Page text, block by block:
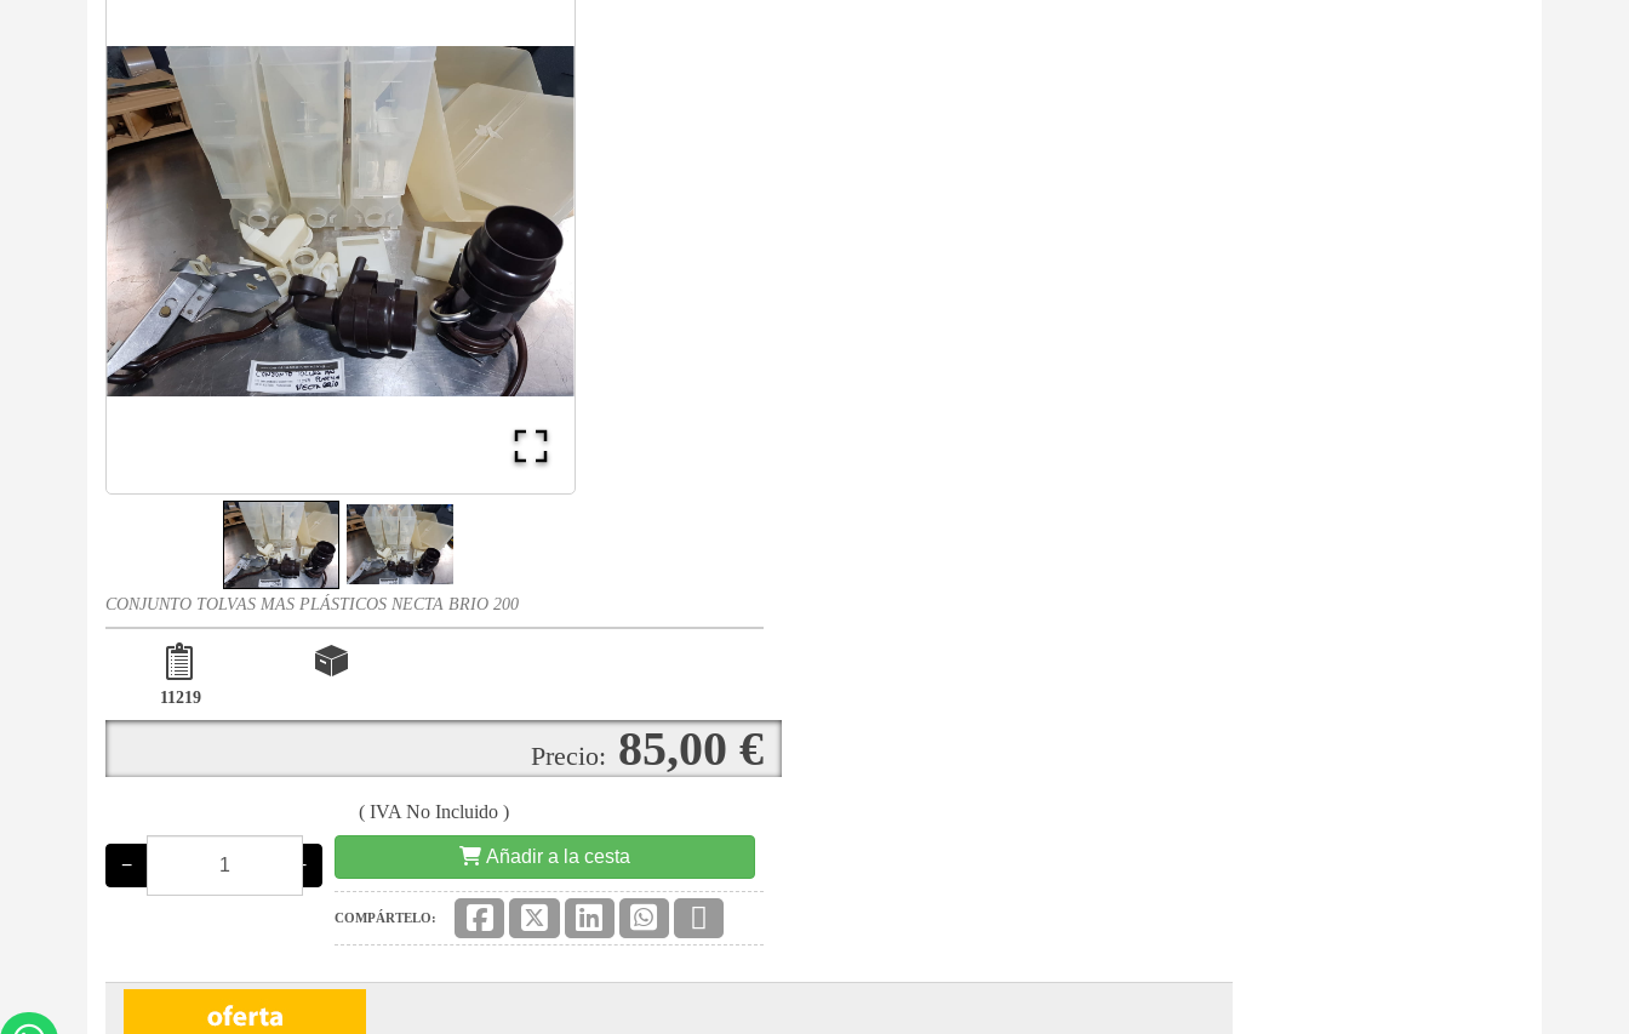
CONJUNTO TOLVAS MAS PLÁSTICOS NECTA BRIO 200
11219
Precio: 85,00 €
( IVA No Incluido )
− + Añadir a la cesta
COMPÁRTELO: